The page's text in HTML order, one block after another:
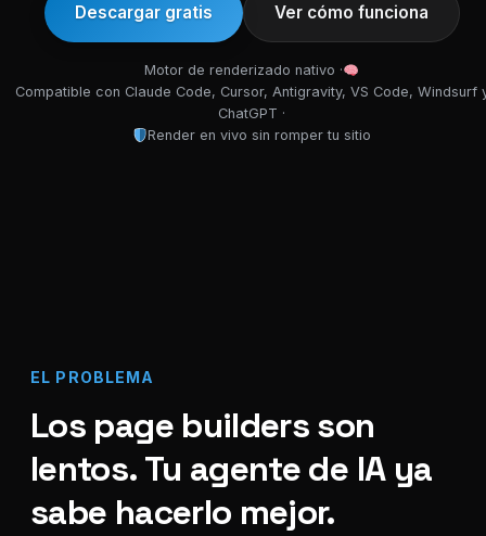
Descargar gratis Ver cómo funciona
Motor de renderizado nativo ·
Compatible con Claude Code, Cursor, Antigravity, VS Code, Windsurf
ChatGPT ·
Render en vivo sin romper tu sitio
EL PROBLEMA
Los page builders son
lentos. Tu agente de IA ya
sabe hacerlo mejor.